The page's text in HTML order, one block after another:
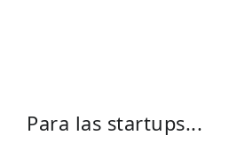
Para las startups...